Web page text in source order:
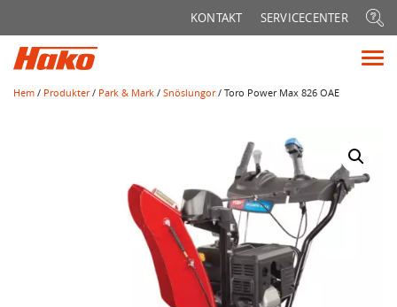
KONTAKT SERVICECENTER
Hem / Produkter/ Park & Mark / Snöslungor/ Toro Power Max 826 OAE